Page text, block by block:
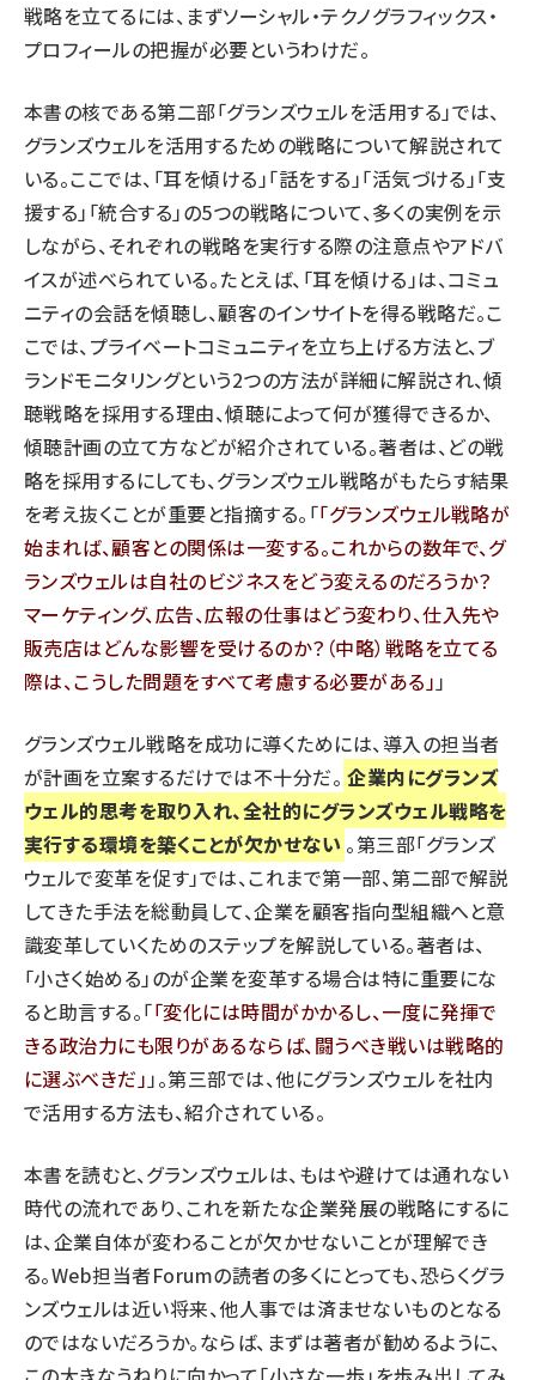
戦略を立てるには、まずソーシャル・テクノグラフィックス・
プロフィールの把握が必要というわけだ。
本書の核である第二部「グランズウェルを活用する」では、
グランズウェルを活用するための戦略について解説されて
いる。ここでは、「耳を傾ける」「話をする」「活気づける」「支
援する」「統合する」の5つの戦略について、多くの実例を示
しながら、それぞれの戦略を実行する際の注意点やアドバ
イスが述べられている。たとえば、「耳を傾ける」は、コミュ
ニティの会話を傾聴し、顧客のインサイトを得る戦略だ。こ
こでは、プライベートコミュニティを立ち上げる方法と、ブ
ランドモニタリングという2つの方法が詳細に解説され、傾
聴戦略を採用する理由、傾聴によって何が獲得できるか、
傾聴計画の立て方などが紹介されている。著者は、どの戦
略を採用するにしても、グランズウェル戦略がもたらす結果
を考え抜くことが重要と指摘する。「 グランズウェル戦略が
始まれば、顧客との関係は一変する。これからの数年で、グ
ランズウェルは自社のビジネスをどう変えるのだろうか？
マーケティング、広告、広報の仕事はどう変わり、仕入先や
販売店はどんな影響を受けるのか？（中略）戦略を立てる
際は、こうした問題をすべて考慮する必要がある 」
グランズウェル戦略を成功に導くためには、導入の担当者
が計画を立案するだけでは不十分だ。 企業内にグランズ
ウェル的思考を取り入れ、全社的にグランズウェル戦略を
実行する環境を築くことが欠かせない 。第三部「グランズ
ウェルで変革を促す」では、これまで第一部、第二部で解説
してきた手法を総動員して、企業を顧客指向型組織へと意
識変革していくためのステップを解説している。著者は、
「小さく始める」のが企業を変革する場合は特に重要にな
ると助言する。「 変化には時間がかかるし、一度に発揮で
きる政治力にも限りがあるならば、闘うべき戦いは戦略的
に選ぶべきだ 」。第三部では、他にグランズウェルを社内
で活用する方法も、紹介されている。
本書を読むと、グランズウェルは、もはや避けては通れない
時代の流れであり、これを新たな企業発展の戦略にするに
は、企業自体が変わることが欠かせないことが理解でき
る。Web担当者Forumの読者の多くにとっても、恐らくグラ
ンズウェルは近い将来、他人事では済ませないものとなる
のではないだろうか。ならば、まずは著者が勧めるように、